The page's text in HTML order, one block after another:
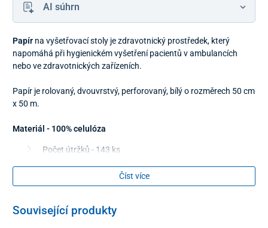
AI súhrn
Papír na vyšetřovací stoly je zdravotnický prostředek, který
napomáhá při hygienickém vyšetření pacientů v ambulancích
nebo ve zdravotnických zařízeních.
Papír je rolovaný, dvouvrstvý, perforovaný, bílý o rozměrech 50 cm
x 50 m.
Materiál - 100% celulóza
Počet útržků - 143 ks
Délka útržků - 35 cm
Číst více
Související produkty